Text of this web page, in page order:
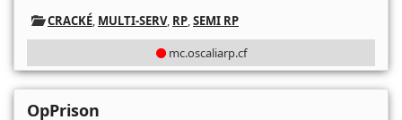
CRACKÉ, MULTI-SERV, RP,SEMI RP
mc.oscaliarp.cf
OpPrison